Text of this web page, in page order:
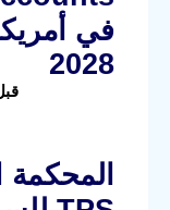
2028
قبل 2
المحكمة